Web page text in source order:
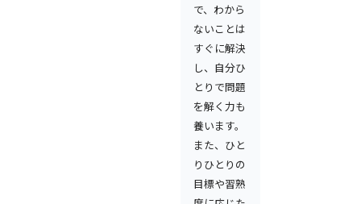
で、わから
ないことは
すぐに解決
し、自分ひ
とりで問題
を解く力も
養います。
また、ひと
りひとりの
目標や習熟